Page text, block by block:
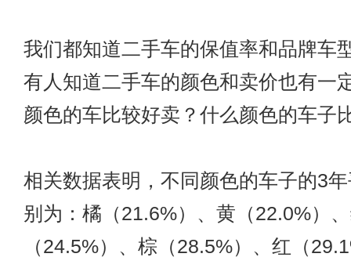
我们都知道二手车的保值率和品牌车
有人知道二手车的颜色和卖价也有一
颜色的车比较好卖？什么颜色的车子
相关数据表明，不同颜色的车子的3
别为：橘（21.6%）、黄（22.0%）
（24.5%）、棕（28.5%）、红（